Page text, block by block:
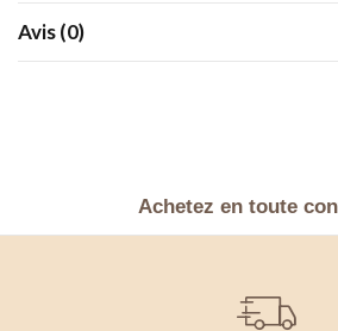
Avis (0)
Achetez en toute